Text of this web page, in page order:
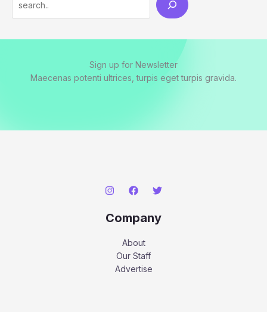
Sign up for Newsletter
Maecenas potenti ultrices, turpis eget turpis gravida.
Company
About
Our Staff
Advertise